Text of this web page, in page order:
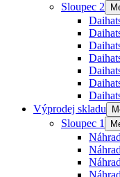
Sloupec 2
Výprodej skladu
Sloupec 1